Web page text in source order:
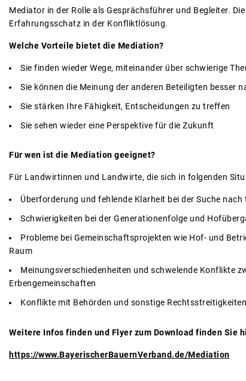
Mediator in der Rolle als Gesprächsführer und Begleiter.
Erfahrungsschatz in der Konfliktlösung.
Welche Vorteile bietet die Mediation?
Sie finden wieder Wege, miteinander über schwierige
Sie können die Meinung der anderen Beteiligten besser
Sie stärken Ihre Fähigkeit, Entscheidungen zu treffen
Sie sehen wieder eine Perspektive für die Zukunft
Für wen ist die Mediation geeignet?
Für Landwirtinnen und Landwirte, die sich in folgenden
Überforderung und fehlende Klarheit bei der Suche
Schwierigkeiten bei der Generationenfolge und
Probleme bei Gemeinschaftsprojekten wie Hof- und
Raum
Meinungsverschiedenheiten und schwelende Konflikte
Erbengemeinschaften
Konflikte mit Behörden und sonstige
Weitere Infos finden und Flyer zum Download finden Sie
https://www.BayerischerBauernVerband.de/Mediation